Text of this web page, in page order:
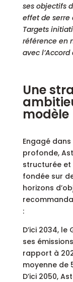
ses objectifs
effet de serre
Targets
référence en
avec l’Accord
Une
modèle
Engagé
profonde,
structurée et
fondée sur
horizons
:
D’ici 2034,
ses
rapport à
moyenne de
D’ici 2050,